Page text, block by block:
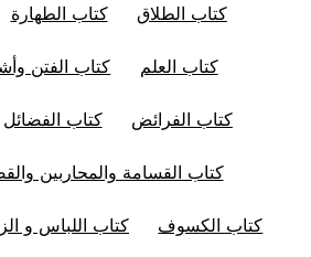
كتاب الطلاق كتاب الطهارة
كتاب العلم كتاب الفتن
كتاب الفرائض كتاب الفضائل
كتاب القسامة والمحاربين
كتاب الكسوف كتاب اللباس و